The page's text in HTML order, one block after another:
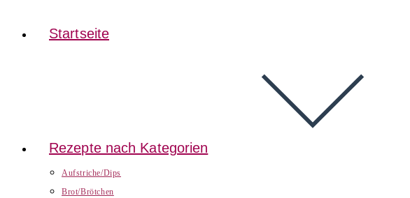
Startseite
Rezepte nach Kategorien
Aufstriche/Dips
Brot/Brötchen